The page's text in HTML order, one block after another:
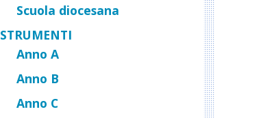
Scuola diocesana
STRUMENTI
Anno A
Anno B
Anno C